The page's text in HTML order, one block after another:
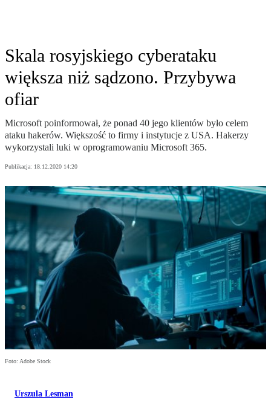
Skala rosyjskiego cyberataku
większa niż sądzono. Przybywa
ofiar
Microsoft poinformował, że ponad 40 jego klientów było celem
ataku hakerów. Większość to firmy i instytucje z USA. Hakerzy
wykorzystali luki w oprogramowaniu Microsoft 365.
Publikacja: 18.12.2020 14:20
Foto: Adobe Stock
Urszula Lesman